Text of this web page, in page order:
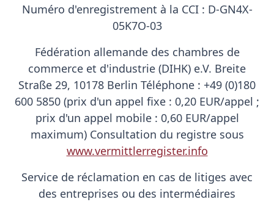
Numéro d'enregistrement à la CCI : D-GN4X-
05K7O-03
Fédération allemande des chambres de
commerce et d'industrie (DIHK) e.V. Breite
Straße 29, 10178 Berlin Téléphone : +49 (0)180
600 5850 (prix d'un appel fixe : 0,20 EUR/appel ;
prix d'un appel mobile : 0,60 EUR/appel
maximum) Consultation du registre sous
www.vermittlerregister.info
Service de réclamation en cas de litiges avec
des entreprises ou des intermédiaires